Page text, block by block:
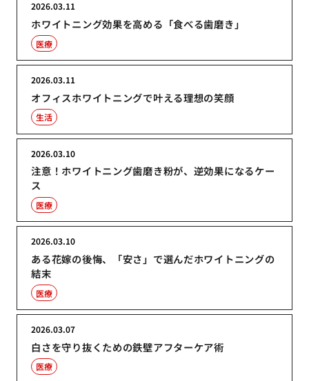
ホワイトニング効果を高める「食べる歯磨き」
2026.03.11
医療
オフィスホワイトニングで叶える理想の笑顔
2026.03.11
生活
注意！ホワイトニング歯磨き粉が、逆効果になるケー
ス
2026.03.10
医療
ある花嫁の後悔、「安さ」で選んだホワイトニングの
結末
2026.03.10
医療
白さを守り抜くための鉄壁アフターケア術
2026.03.07
医療